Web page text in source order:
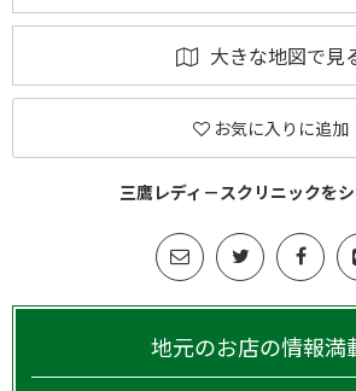
大きな地図で見
お気に入りに追加
三鷹レディ－スクリニックを
地元のお店の情報満